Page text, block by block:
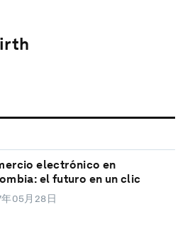
electrónico en
el futuro en un clic
年05月28日